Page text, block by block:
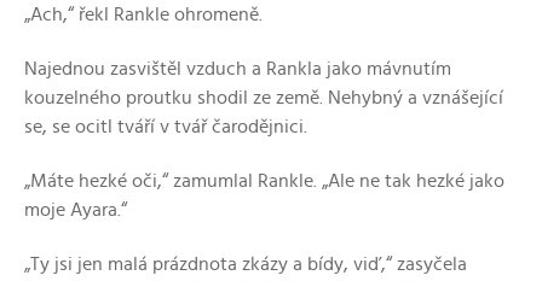
„Ach,“ řekl Rankle ohromeně.
Najednou zasvištěl vzduch a Rankla jako mávnutím
kouzelného proutku shodil ze země. Nehybný a vznášející
se, se ocitl tváří v tvář čarodějnici.
„Máte hezké oči,“ zamumlal Rankle. „Ale ne tak hezké jako
moje Ayara.“
„Ty jsi jen malá prázdnota zkázy a bídy, viď,“ zasyčela